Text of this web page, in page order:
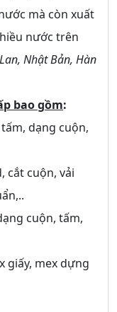
mà còn xuất
nước trên
Nhật Bản, Hàn
bao gồm:
dạng cuộn,
cắt cuộn, vải
cuộn, tấm,
giấy, mex dựng